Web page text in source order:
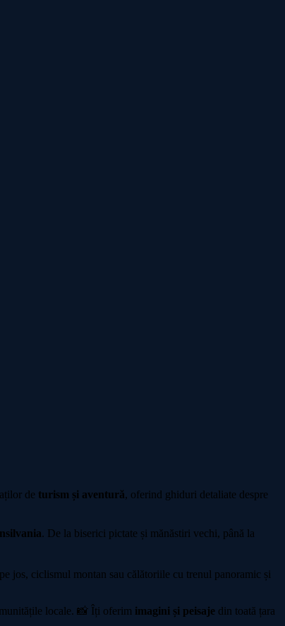
de turism și aventură, oferind ghiduri detaliate despre
. De la biserici pictate și mănăstiri vechi, până la
jos, ciclismul montan sau călătoriile cu trenul panoramic și
locale. 📸 Îți oferim imagini și peisaje din toată țara